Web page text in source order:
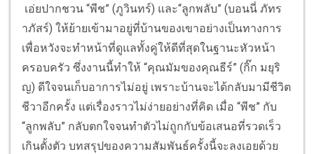
เอ่ยปากชวน “พีช” (ภูวินทร์) และ“ลูกพลับ” (บอนนี่ ภัทร
าภัสร์) ให้ย้ายเข้ามาอยู่ที่บ้านของเขาอย่างเป็นทางการ
เพื่อหวังจะทำหน้าที่ดูแลทั้งคู่ให้ดีที่สุดในฐานะหัวหน้า
ครอบครัว ซึ่งงานนี้ทำให้ “คุณมัมของคุณธีร์” (กิ๊ก มยุริ
ญ) ดีใจจนเก็บอาการไม่อยู่ เพราะบ้านจะได้กลับมามีชีวิต
ชีวาอีกครั้ง แต่เรื่องราวไม่ง่ายอย่างที่คิด เมื่อ “พีช” กับ
“ลูกพลับ” กลับตกใจจนทำตัวไม่ถูกกับข้อเสนอที่รวดเร็ว
เกินตั้งตัว บทสรุปของความสัมพันธ์ครั้งนี้จะลงเอยด้วย